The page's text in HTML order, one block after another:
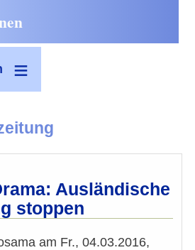
Ausländische
stoppen
am Fr., 04.03.2016,